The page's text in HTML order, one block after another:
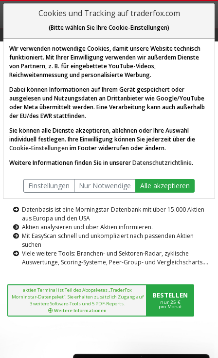
REGIS-
TRIEREN
Diese Funktion ist nur für
AKTIEN-TERMINAL
Die Aktienanalyse-Plattform von
TraderFox
Datenbasis ist eine Morningstar-Datenbank mit über 15.000 Aktien
aus Europa und den USA
Aktien analysieren und über Aktien informieren.
Mit EasyScan schnell und unkompliziert nach passenden Aktien
suchen
Viele weitere Tools: Branchen- und Sektoren-Radar, zyklische
Auswertunge, Scoring-Systeme, Peer-Group- und Vergleichscharts....
aktien Terminal ist Teil des Abopaketes „TraderFox
Morninstar-Datenpaket“. Sie erhalten zusätzlich Zugang auf
3 weitere Software-Tools und 5 PDF-Reports.
Weitere Informationen
BESTELLEN
nur 25 €
pro Monat
Cookies und Tracking auf traderfox.com
(Bitte wählen Sie Ihre Cookie-Einstellungen)
Wir verwenden notwendige Cookies, damit unsere Website technisch
funktioniert. Mit Ihrer Einwilligung verwenden wir außerdem Dienste
von Partnern, z. B. für eingebettete YouTube-Videos,
Reichweitenmessung und personalisierte Werbung.
Dabei können Informationen auf Ihrem Gerät gespeichert oder
ausgelesen und Nutzungsdaten an Drittanbieter wie Google/YouTube
oder Meta übermittelt werden. Eine Verarbeitung kann auch außerhalb
der EU/des EWR stattfinden.
Sie können alle Dienste akzeptieren, ablehnen oder Ihre Auswahl
individuell festlegen. Ihre Einwilligung können Sie jederzeit über die
Cookie-Einstellungen im Footer widerrufen oder ändern.
Weitere Informationen finden Sie in unsererDatenschutzrichtlinie.
Einstellungen Nur Notwendige Alle akzeptieren